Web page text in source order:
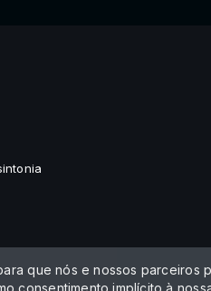
que nós e nossos
consentimento implícito à